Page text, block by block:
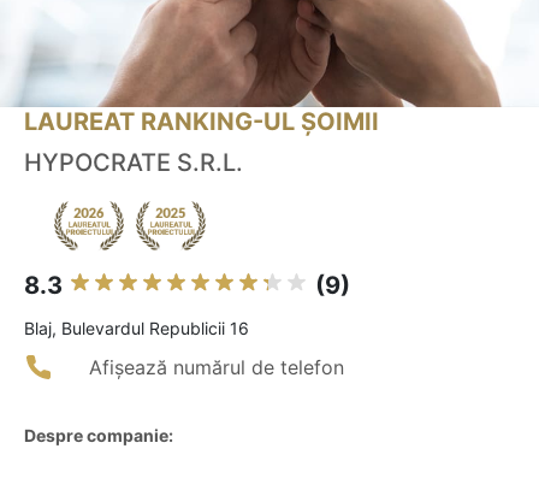
LAUREAT RANKING-UL ȘOIMII
HYPOCRATE S.R.L.
8.3 (9)
Blaj, Bulevardul Republicii 16
Afișează numărul de telefon
Despre companie: